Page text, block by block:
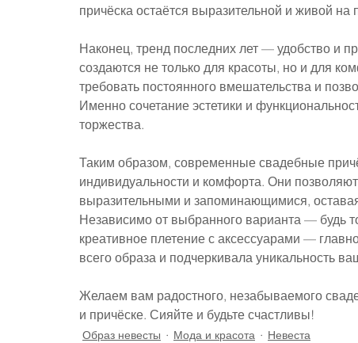
причёска остаётся выразительной и живой на
Наконец, тренд последних лет — удобство и
создаются не только для красоты, но и для
требовать постоянного вмешательства и
Именно сочетание эстетики и
торжества.
Таким образом, современные свадебные
индивидуальности и комфорта. Они
выразительными и запоминающимися,
Независимо от выбранного варианта — будь
креативное плетение с аксессуарами —
всего образа и подчеркивала уникальность
Желаем вам радостного, незабываемого
и причёске. Сияйте и будьте счастливы!
Образ невесты Мода и красота Невеста